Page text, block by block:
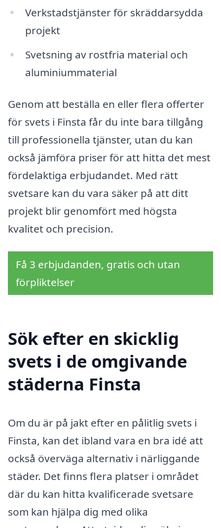
Verkstadstjänster för skräddarsydda
projekt
Svetsning av rostfria material och
aluminiummaterial
Genom att beställa en eller flera offerter
för svets i Finsta får du inte bara tillgång
till professionella tjänster, utan du kan
också jämföra priser för att hitta det mest
fördelaktiga erbjudandet. Med rätt
svetsare kan du vara säker på att ditt
projekt blir genomfört med högsta
kvalitet och precision.
Få 3 erbjudanden, gratis och utan
förpliktelser
Sök efter en skicklig
svets i de omgivande
städerna Finsta
Om du är på jakt efter en pålitlig svets i
Finsta, kan det ibland vara en bra idé att
också överväga alternativ i närliggande
städer. Det finns flera platser i området
där du kan hitta kvalificerade svetsare
som kan hjälpa dig med olika